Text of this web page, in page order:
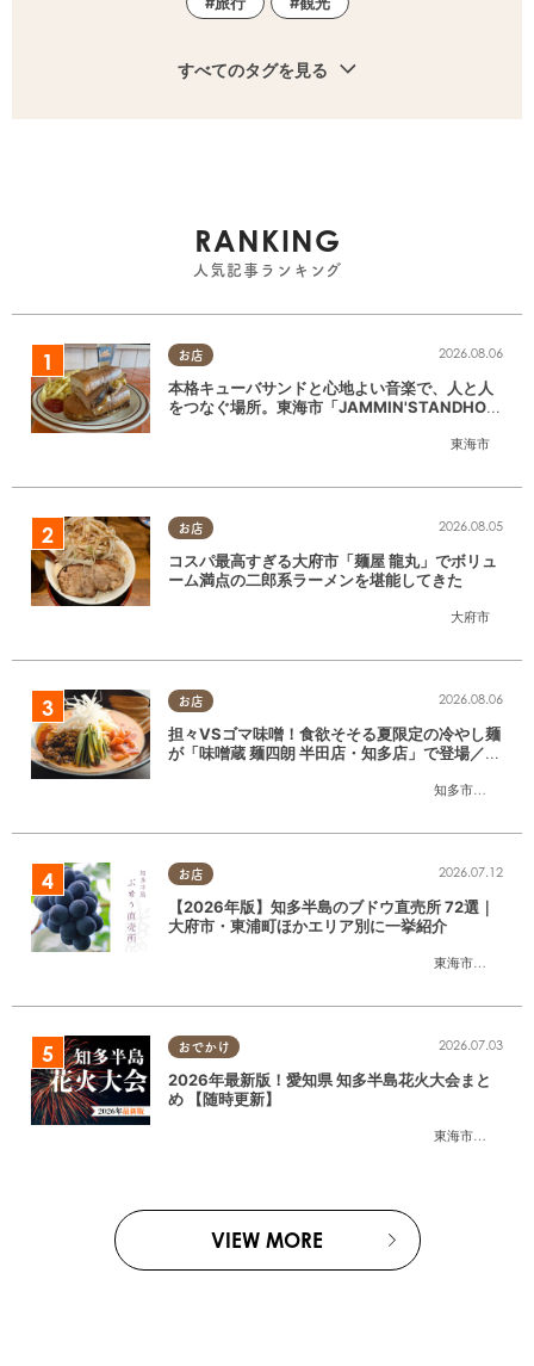
すべてのタグを見る
RANKING
人気記事ランキング
お店
東海市
2026.08.06
本格キューバサンドと心地よい音楽で、人と人
をつなぐ場所。東海市「JAMMIN'STANDHOU
お店
大府市
2026.08.05
コスパ最高すぎる大府市「麺屋 龍丸」でボリュ
ーム満点の二郎系ラーメンを堪能してきた
お店
知多市半田市
2026.08.06
担々VSゴマ味噌！食欲そそる夏限定の冷やし麺
が「味噌蔵 麺四朗 半田店・知多店」で登場／ち
お店
東海市大府市
2026.07.12
【2026年版】知多半島のブドウ直売所 72選｜
大府市・東浦町ほかエリア別に一挙紹介
おでかけ
東海市大府市
2026.07.03
2026年最新版！愛知県 知多半島花火大会まと
め 【随時更新】
VIEW MORE